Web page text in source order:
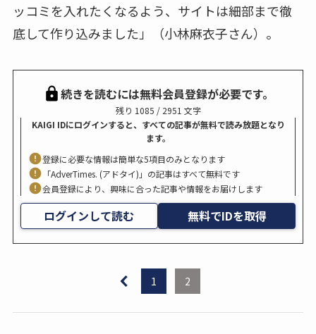
ッコミを入れたくなるよう、サイトは細部まで徹
底して作り込みました」（小林麻衣子さん）。
続きを読むには無料会員登録が必要です。
残り 1085 / 2951 文字
KAIGI IDにログインすると、すべての記事が無料で読み放題となり
ます。
登録に必要な情報は簡単な5項目のみとなります
「AdverTimes. (アドタイ)」の記事はすべて無料です
会員登録により、興味に合った記事や情報をお届けします
ログインして読む 無料でIDを取得
1 2